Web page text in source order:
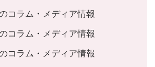
コラム・メディア情報
コラム・メディア情報
コラム・メディア情報